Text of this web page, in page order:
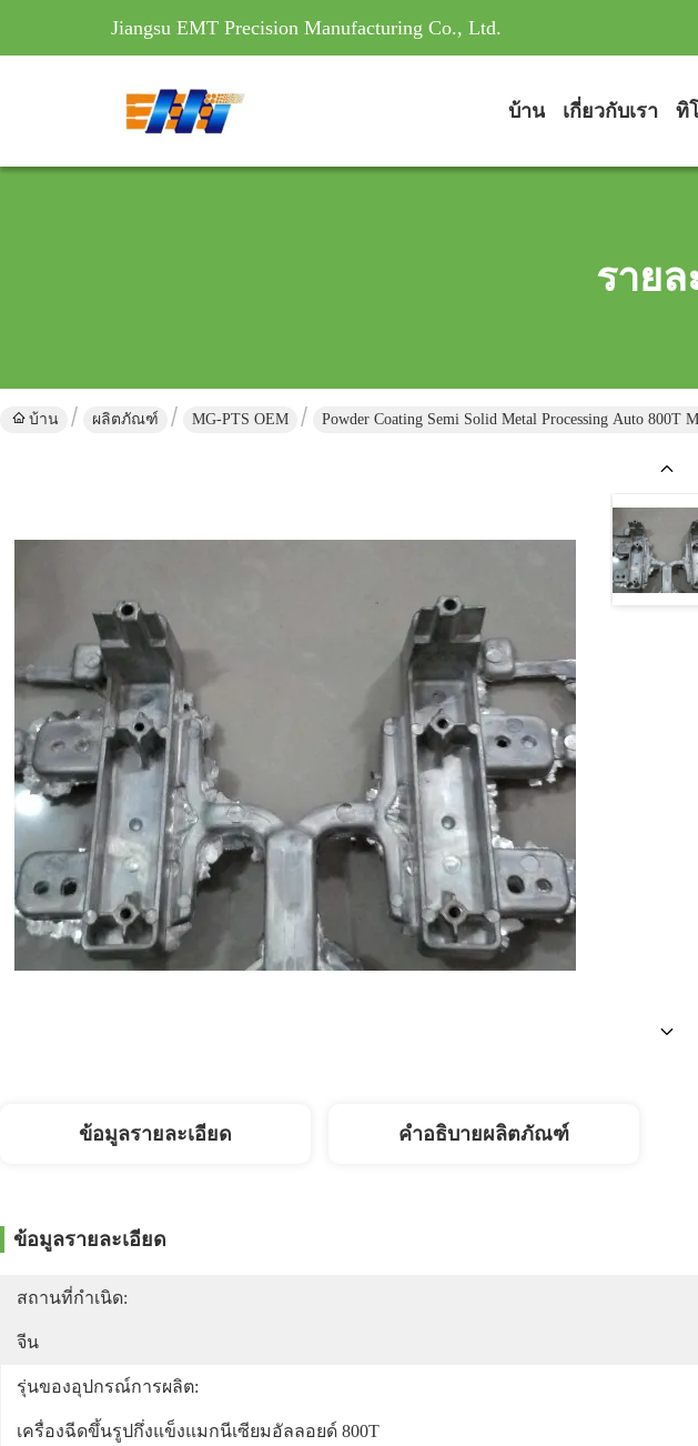
Jiangsu EMT Precision Manufacturing Co., Ltd.
บ้าน เกี่ยวกับเรา ทิ
ราย
บ้าน ผลิตภัณฑ์ MG-PTS OEM Powder Coating Semi Solid Metal Processing Auto 800T
ข้อมูลรายละเอียด คำอธิบายผลิตภัณฑ์
ข้อมูลรายละเอียด
สถานที่กำเนิด:
จีน
รุ่นของอุปกรณ์การผลิต:
เครื่องฉีดขึ้นรูปกึ่งแข็งแมกนีเซียมอัลลอยด์ 800T